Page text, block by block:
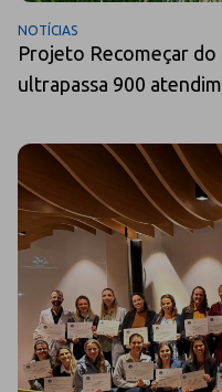
NOTÍCIAS
Projeto Recomeçar
ultrapassa 900